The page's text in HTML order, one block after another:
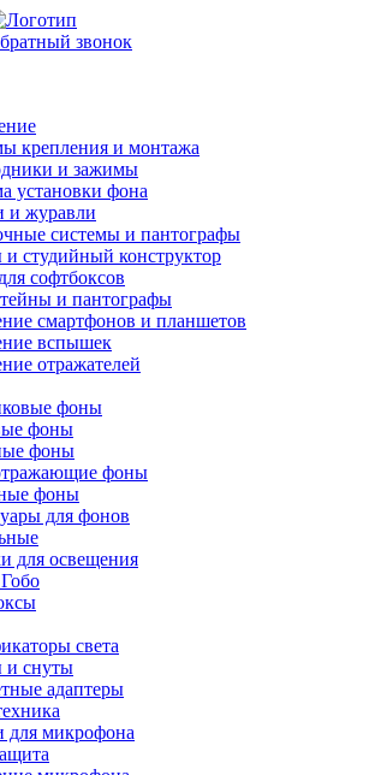
звонок
крепления и монтажа
и зажимы
установки фона
и журавли
системы и пантографы
студийный конструктор
софтбоксов
и пантографы
смартфонов и планшетов
вспышек
отражателей
фоны
фоны
фоны
фоны
фоны
для фонов
для освещения
света
и снуты
адаптеры
для микрофона